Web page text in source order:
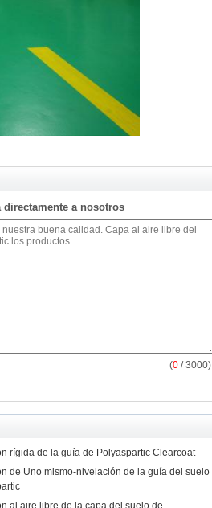
directamente a nosotros
(0 / 3000)
rígida de la guía de Polyaspartic Clearcoat
de Uno mismo-nivelación de la guía del suelo
al aire libre de la capa del suelo de